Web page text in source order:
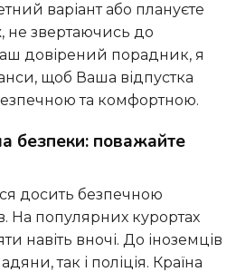
варіант або плануєте
не звертаючись до
довірений порадник, я
щоб Ваша відпустка
та комфортною.
безпеки: поважайте
На популярних курортах
навіть вночі. До іноземців
так і поліція. Країна